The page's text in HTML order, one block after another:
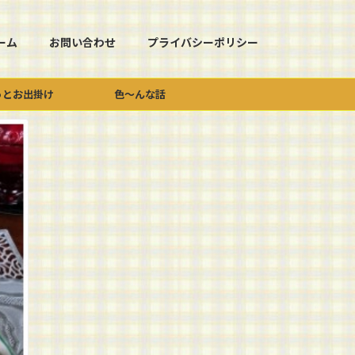
ム お問い合わせ プライバシーポリシー
お出掛け 色～んな話